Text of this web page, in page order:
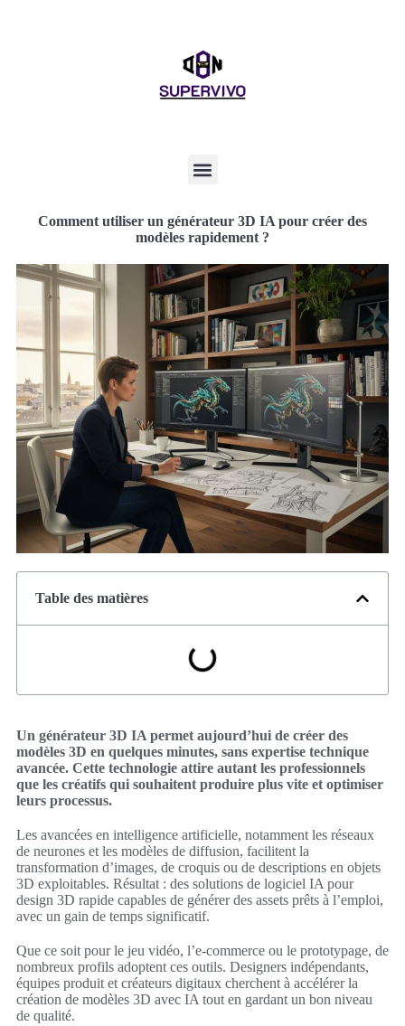
Comment utiliser un générateur 3D IA pour créer des
modèles rapidement ?
Table des matières
Un générateur 3D IA permet aujourd’hui de créer des
modèles 3D en quelques minutes, sans expertise technique
avancée. Cette technologie attire autant les professionnels
que les créatifs qui souhaitent produire plus vite et optimiser
leurs processus.
Les avancées en intelligence artificielle, notamment les réseaux
de neurones et les modèles de diffusion, facilitent la
transformation d’images, de croquis ou de descriptions en objets
3D exploitables. Résultat : des solutions de logiciel IA pour
design 3D rapide capables de générer des assets prêts à l’emploi,
avec un gain de temps significatif.
Que ce soit pour le jeu vidéo, l’e-commerce ou le prototypage, de
nombreux profils adoptent ces outils. Designers indépendants,
équipes produit et créateurs digitaux cherchent à accélérer la
création de modèles 3D avec IA tout en gardant un bon niveau
de qualité.